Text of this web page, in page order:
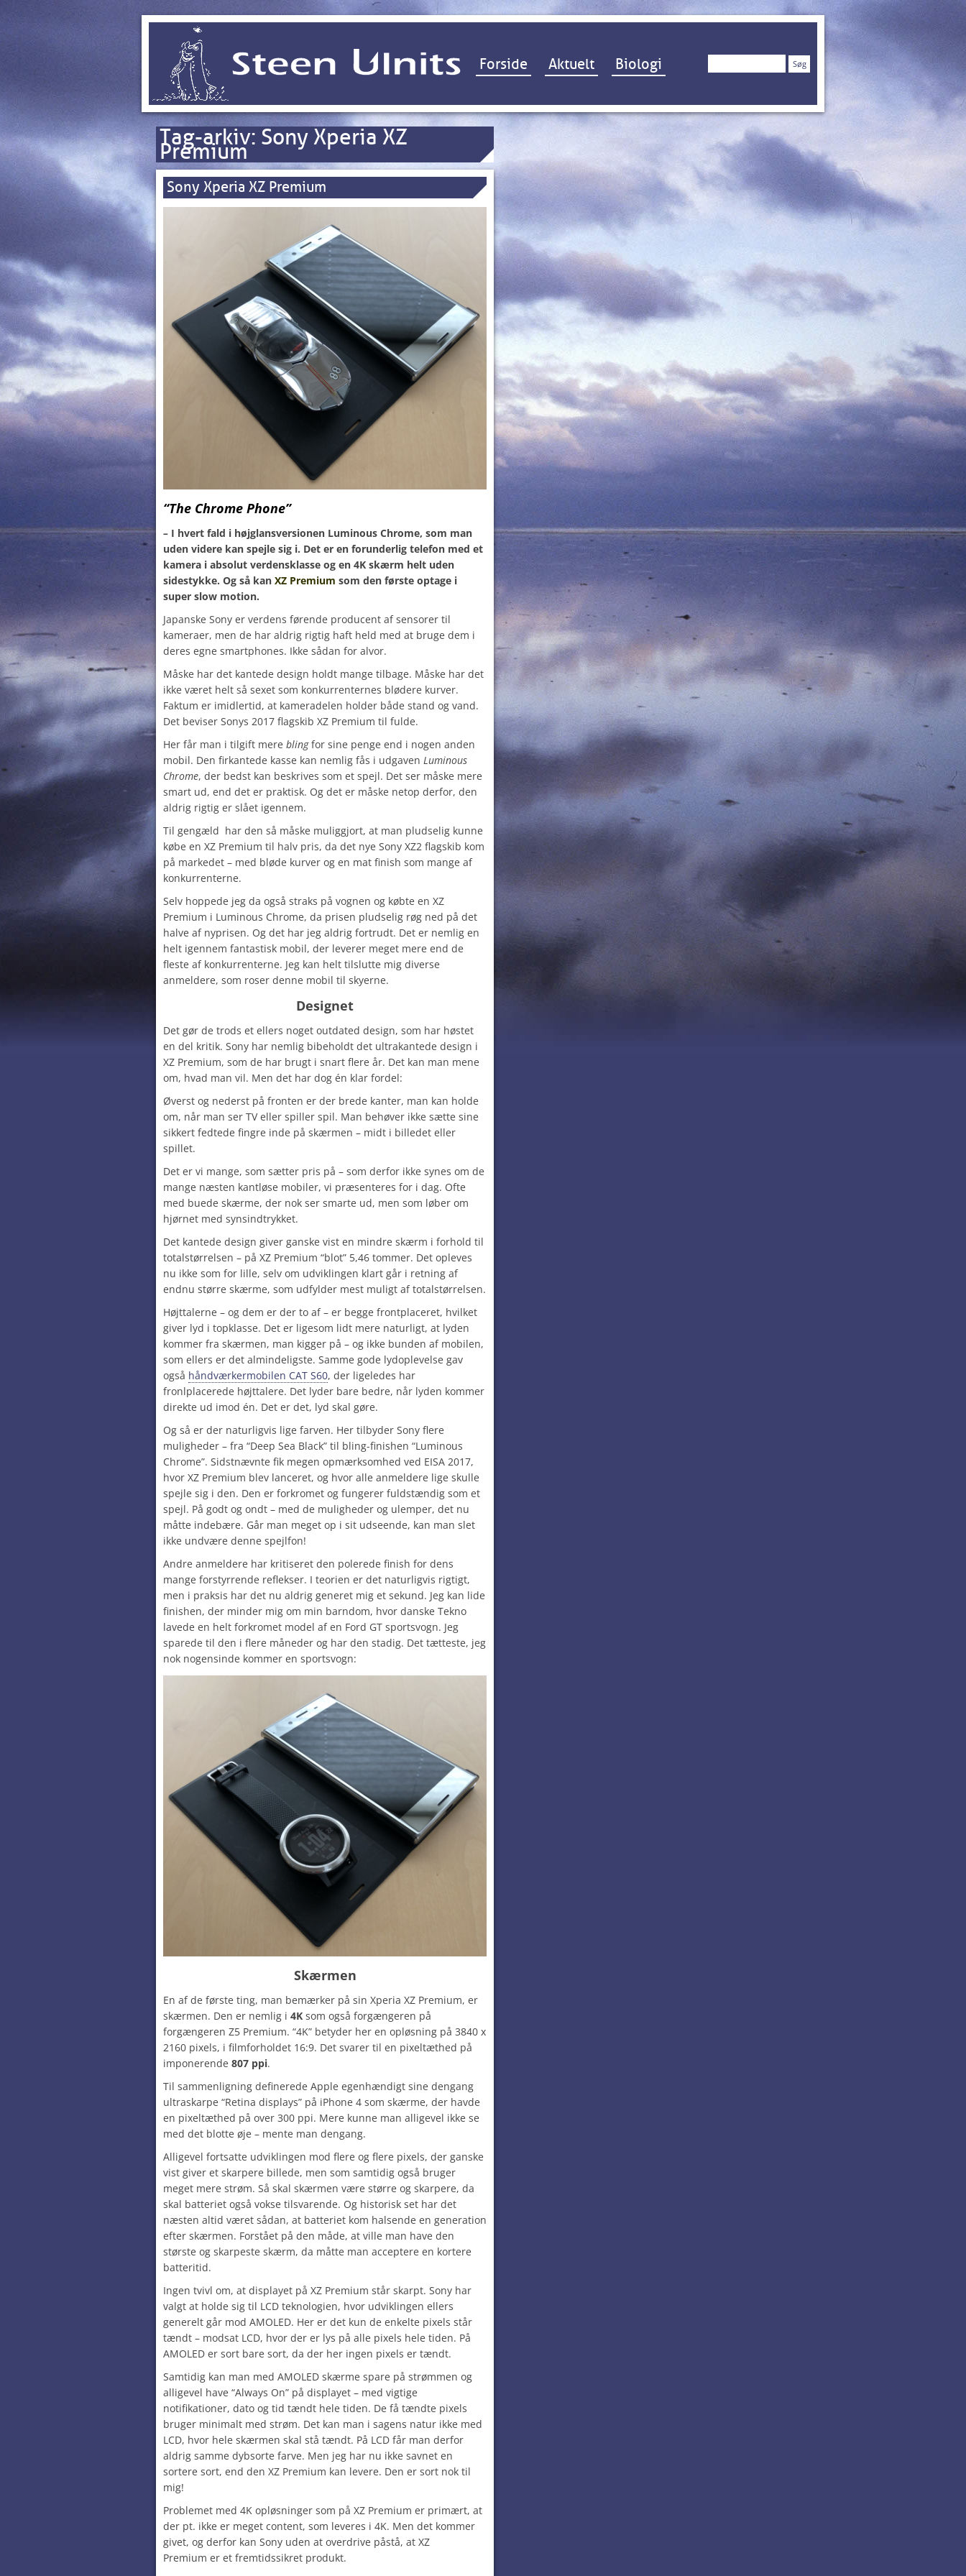
Hop til indhold
Forside Aktuelt Biologi Søg
Tag-arkiv: Sony Xperia XZ
Premium
Sony Xperia XZ Premium
“The Chrome Phone”
– I hvert fald i højglansversionen Luminous Chrome, som man
uden videre kan spejle sig i. Det er en forunderlig telefon med et
kamera i absolut verdensklasse og en 4K skærm helt uden
sidestykke. Og så kan XZ Premium som den første optage i
super slow motion.
Japanske Sony er verdens førende producent af sensorer til
kameraer, men de har aldrig rigtig haft held med at bruge dem i
deres egne smartphones. Ikke sådan for alvor.
Måske har det kantede design holdt mange tilbage. Måske har det
ikke været helt så sexet som konkurrenternes blødere kurver.
Faktum er imidlertid, at kameradelen holder både stand og vand.
Det beviser Sonys 2017 flagskib XZ Premium til fulde.
Her får man i tilgift mere blingfor sine penge end i nogen anden
mobil. Den firkantede kasse kan nemlig fås i udgaven Luminous
Chrome, der bedst kan beskrives som et spejl. Det ser måske mere
smart ud, end det er praktisk. Og det er måske netop derfor, den
aldrig rigtig er slået igennem.
Til gengæld har den så måske muliggjort, at man pludselig kunne
købe en XZ Premium til halv pris, da det nye Sony XZ2 flagskib kom
på markedet – med bløde kurver og en mat finish som mange af
konkurrenterne.
Selv hoppede jeg da også straks på vognen og købte en XZ
Premium i Luminous Chrome, da prisen pludselig røg ned på det
halve af nyprisen. Og det har jeg aldrig fortrudt. Det er nemlig en
helt igennem fantastisk mobil, der leverer meget mere end de
fleste af konkurrenterne. Jeg kan helt tilslutte mig diverse
anmeldere, som roser denne mobil til skyerne.
Designet
Det gør de trods et ellers noget outdated design, som har høstet
en del kritik. Sony har nemlig bibeholdt det ultrakantede design i
XZ Premium, som de har brugt i snart flere år. Det kan man mene
om, hvad man vil. Men det har dog én klar fordel:
Øverst og nederst på fronten er der brede kanter, man kan holde
om, når man ser TV eller spiller spil. Man behøver ikke sætte sine
sikkert fedtede fingre inde på skærmen – midt i billedet eller
spillet.
Det er vi mange, som sætter pris på – som derfor ikke synes om de
mange næsten kantløse mobiler, vi præsenteres for i dag. Ofte
med buede skærme, der nok ser smarte ud, men som løber om
hjørnet med synsindtrykket.
Det kantede design giver ganske vist en mindre skærm i forhold til
totalstørrelsen – på XZ Premium “blot” 5,46 tommer. Det opleves
nu ikke som for lille, selv om udviklingen klart går i retning af
endnu større skærme, som udfylder mest muligt af totalstørrelsen.
Højttalerne – og dem er der to af – er begge frontplaceret, hvilket
giver lyd i topklasse. Det er ligesom lidt mere naturligt, at lyden
kommer fra skærmen, man kigger på – og ikke bunden af mobilen,
som ellers er det almindeligste. Samme gode lydoplevelse gav
også håndværkermobilen CAT S60, der ligeledes har
fronlplacerede højttalere. Det lyder bare bedre, når lyden kommer
direkte ud imod én. Det er det, lyd skal gøre.
Og så er der naturligvis lige farven. Her tilbyder Sony flere
muligheder – fra “Deep Sea Black” til bling-finishen “Luminous
Chrome”. Sidstnævnte fik megen opmærksomhed ved EISA 2017,
hvor XZ Premium blev lanceret, og hvor alle anmeldere lige skulle
spejle sig i den. Den er forkromet og fungerer fuldstændig som et
spejl. På godt og ondt – med de muligheder og ulemper, det nu
måtte indebære. Går man meget op i sit udseende, kan man slet
ikke undvære denne spejlfon!
Andre anmeldere har kritiseret den polerede finish for dens
mange forstyrrende reflekser. I teorien er det naturligvis rigtigt,
men i praksis har det nu aldrig generet mig et sekund. Jeg kan lide
finishen, der minder mig om min barndom, hvor danske Tekno
lavede en helt forkromet model af en Ford GT sportsvogn. Jeg
sparede til den i flere måneder og har den stadig. Det tætteste, jeg
nok nogensinde kommer en sportsvogn:
Skærmen
En af de første ting, man bemærker på sin Xperia XZ Premium, er
skærmen. Den er nemlig i 4K som også forgængeren på
forgængeren Z5 Premium. “4K” betyder her en opløsning på 3840 x
2160 pixels, i filmforholdet 16:9. Det svarer til en pixeltæthed på
imponerende 807 ppi.
Til sammenligning definerede Apple egenhændigt sine dengang
ultraskarpe “Retina displays” på iPhone 4 som skærme, der havde
en pixeltæthed på over 300 ppi. Mere kunne man alligevel ikke se
med det blotte øje – mente man dengang.
Alligevel fortsatte udviklingen mod flere og flere pixels, der ganske
vist giver et skarpere billede, men som samtidig også bruger
meget mere strøm. Så skal skærmen være større og skarpere, da
skal batteriet også vokse tilsvarende. Og historisk set har det
næsten altid været sådan, at batteriet kom halsende en generation
efter skærmen. Forstået på den måde, at ville man have den
største og skarpeste skærm, da måtte man acceptere en kortere
batteritid.
Ingen tvivl om, at displayet på XZ Premium står skarpt. Sony har
valgt at holde sig til LCD teknologien, hvor udviklingen ellers
generelt går mod AMOLED. Her er det kun de enkelte pixels står
tændt – modsat LCD, hvor der er lys på alle pixels hele tiden. På
AMOLED er sort bare sort, da der her ingen pixels er tændt.
Samtidig kan man med AMOLED skærme spare på strømmen og
alligevel have “Always On” på displayet – med vigtige
notifikationer, dato og tid tændt hele tiden. De få tændte pixels
bruger minimalt med strøm. Det kan man i sagens natur ikke med
LCD, hvor hele skærmen skal stå tændt. På LCD får man derfor
aldrig samme dybsorte farve. Men jeg har nu ikke savnet en
sortere sort, end den XZ Premium kan levere. Den er sort nok til
mig!
Problemet med 4K opløsninger som på XZ Premium er primært, at
der pt. ikke er meget content, som leveres i 4K. Men det kommer
givet, og derfor kan Sony uden at overdrive påstå, at XZ
Premium er et fremtidssikret produkt.